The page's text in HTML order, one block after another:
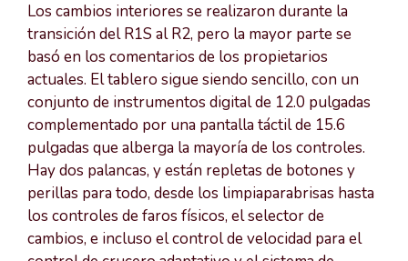
Los cambios interiores se realizaron durante la
transición del R1S al R2, pero la mayor parte se
basó en los comentarios de los propietarios
actuales. El tablero sigue siendo sencillo, con un
conjunto de instrumentos digital de 12.0 pulgadas
complementado por una pantalla táctil de 15.6
pulgadas que alberga la mayoría de los controles.
Hay dos palancas, y están repletas de botones y
perillas para todo, desde los limpiaparabrisas hasta
los controles de faros físicos, el selector de
cambios, e incluso el control de velocidad para el